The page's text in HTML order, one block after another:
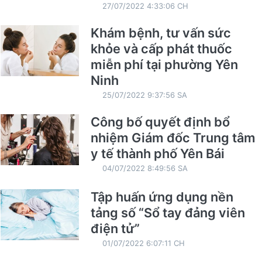
27/07/2022 4:33:06 CH
Khám bệnh, tư vấn sức
khỏe và cấp phát thuốc
miễn phí tại phường Yên
Ninh
25/07/2022 9:37:56 SA
Công bố quyết định bổ
nhiệm Giám đốc Trung tâm
y tế thành phố Yên Bái
04/07/2022 8:49:56 SA
Tập huấn ứng dụng nền
tảng số “Sổ tay đảng viên
điện tử”
01/07/2022 6:07:11 CH